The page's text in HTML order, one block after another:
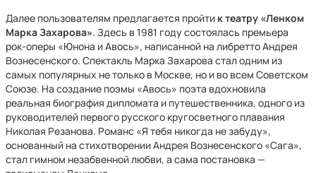
Далее пользователям предлагается пройти к театру «Ленком
Марка Захарова». Здесь в 1981 году состоялась премьера
рок-оперы «Юнона и Авось», написанной на либретто Андрея
Вознесенского. Спектакль Марка Захарова стал одним из
самых популярных не только в Москве, но и во всем Советском
Союзе. На создание поэмы «Авось» поэта вдохновила
реальная биография дипломата и путешественника, одного из
руководителей первого русского кругосветного плавания
Николая Резанова. Романс «Я тебя никогда не забуду»,
основанный на стихотворении Андрея Вознесенского «Сага»,
стал гимном незабвенной любви, а сама постановка —